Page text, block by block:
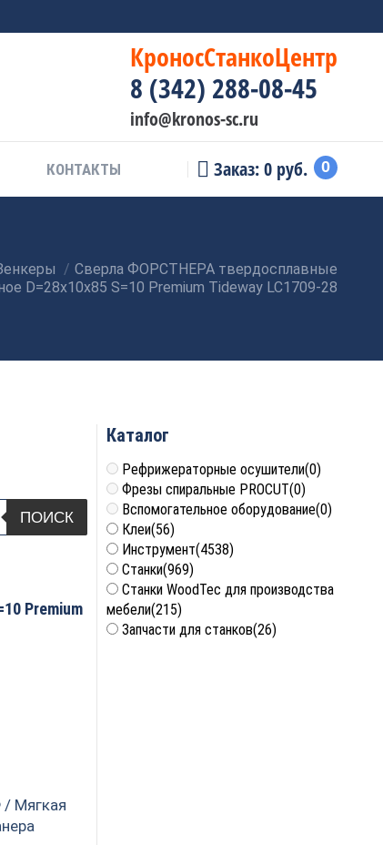
КроносСтанкоЦентр
8 (342) 288-08-45
info@kronos-sc.ru
КОНТАКТЫ Заказ:0 руб. 0
Сверла ФОРСТНЕРА твердосплавные
D=28x10x85 S=10 Premium Tideway LC1709-28
ПОИСК
Premium
Мягкая
Каталог
Рефрижераторные осушители(0)
Фрезы спиральные PROCUT(0)
Вспомогательное оборудование(0)
Клеи(56)
Инструмент(4538)
Станки(969)
Станки WoodTec для производства
мебели(215)
Запчасти для станков(26)